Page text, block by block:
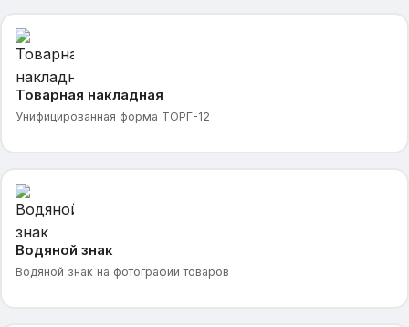
Товарная накладная
Унифицированная форма ТОРГ-12
Водяной знак
Водяной знак на фотографии товаров